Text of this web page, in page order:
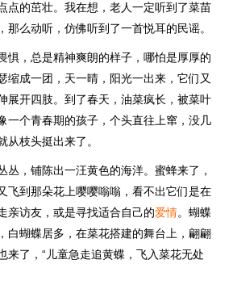
点的茁壮。我在想，老人一定听到了菜苗
那么动听，仿佛听到了一首悦耳的民谣。
惧，总是精神爽朗的样子，哪怕是厚厚的
缩成一团，天一晴，阳光一出来，它们又
展开四肢。到了春天，油菜疯长，被菜叶
一个青春期的孩子，个头直往上窜，没几
从枝头挺出来了。
丛，铺陈出一汪黄色的海洋。蜜蜂来了，
飞到那朵花上嘤嘤嗡嗡，看不出它们是在
亲访友，或是寻找适合自己的爱情。蝴蝶
白蝴蝶居多，在菜花搭建的舞台上，翩翩
来了，“儿童急走追黄蝶，飞入菜花无处